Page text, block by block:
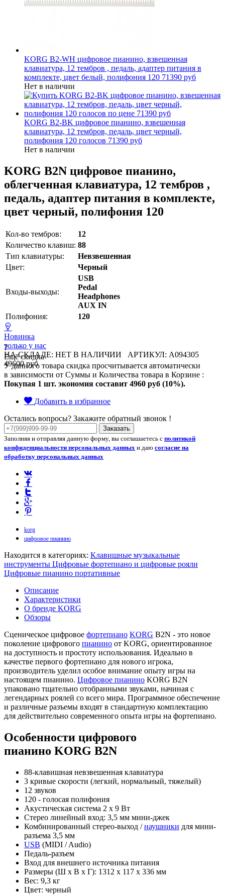
KORG B2-WH цифровое пианино, взвешенная
клавиатура, 12 тембров , педаль, адаптер питания в
комплекте, цвет белый, полифония 120 71390 руб
Нет в наличии
KORG B2-BK цифровое пианино, взвешенная
клавиатура, 12 тембров, педаль, цвет черный,
полифония 120 голосов 71390 руб
Нет в наличии
KORG B2N цифровое пианино,
облегченная клавиатура, 12 тембров ,
педаль, адаптер питания в комплекте,
цвет черный, полифония 120
Кол-во тембров:
12
Количество клавиш: 88
Тип клавиатуры:
Невзвешенная
Цвет:
Черный
Входы-выходы:
USB
Pedal
Headphones
AUX IN
Полифония:
120
Новинка
только у нас
НА СКЛАДЕ: НЕТ В НАЛИЧИИ АРТИКУЛ: A094305
49600 руб
?
Ещё скидка
У данного товара скидка просчитывается автоматически
в зависимости от Суммы и Количества товара в Корзине :
Покупая 1 шт. экономия составит 4960 руб (10%).
Добавить в избранное
Остались вопросы? Закажите обратный звонок !
Заказать
Заполняя и отправляя данную форму, вы соглашаетесь с политикой
конфиденциальности персональных данных и даю согласие на
обработку персональных данных
korg
цифровое пианино
Находится в категориях: Клавишные музыкальные
инструменты Цифровые фортепиано и цифровые рояли
Цифровые пианино портативные
Описание
Характеристики
О бренде KORG
Обзоры
Сценическое цифровое фортепиано KORG B2N - это новое
поколение цифрового пианино от KORG, ориентированное
на доступность и простоту использования. Идеально в
качестве первого фортепиано для нового игрока,
производитель уделил особое внимание опыту игры на
настоящем пианино. Цифровое пианино KORG B2N
упаковано тщательно отобранными звуками, начиная с
легендарных роялей со всего мира. Программное обеспечение
и различные разъемы входят в стандартную комплектацию
для действительно современного опыта игры на фортепиано.
Особенности цифрового
пианино KORG B2N
88-клавишная невзвешенная клавиатура
3 кривые скорости (легкий, нормальный, тяжелый)
12 звуков
120 - голосая полифония
Акустическая система 2 x 9 Вт
Стерео линейный вход: 3,5 мм мини-джек
Комбинированный стерео-выход /наушники для мини-
разъема 3,5 мм
USB (MIDI / Audio)
Педаль-разъем
Вход для внешнего источника питания
Размеры (Ш х В х Г): 1312 х 117 х 336 мм
Вес: 9,3 кг
Цвет: черный